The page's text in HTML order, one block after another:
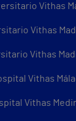
Vithas
Vithas
Vithas
Vithas
Vithas